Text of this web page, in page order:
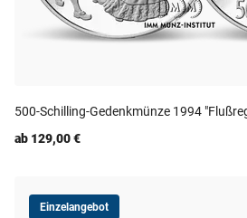
500-Schilling-Gedenkmünze 1994
ab 129,00 €
Einzelangebot